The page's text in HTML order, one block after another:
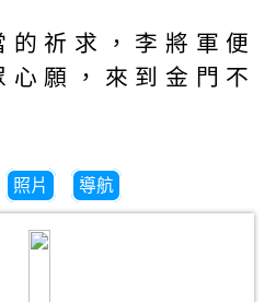
的祈求，李將軍便
心願，來到金門不
照片 導航